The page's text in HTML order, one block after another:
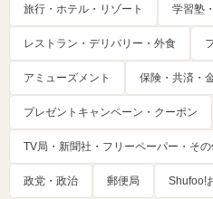
旅行・ホテル・リゾート 学習塾
レストラン・デリバリー・外食
アミューズメント 保険・共済・
プレゼントキャンペーン・クーポン
TV局・新聞社・フリーペーパー・そ
政党・政治 郵便局 Shufoo!